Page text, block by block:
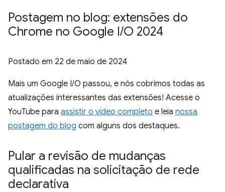
Postagem no blog: extensões do
Chrome no Google I/O 2024
Postado em 22 de maio de 2024
Mais um Google I/O passou, e nós cobrimos todas as
atualizações interessantes das extensões! Acesse o
YouTube para assistir o vídeo completo e leia nossa
postagem do blog com alguns dos destaques.
Pular a revisão de mudanças
qualificadas na solicitação de rede
declarativa